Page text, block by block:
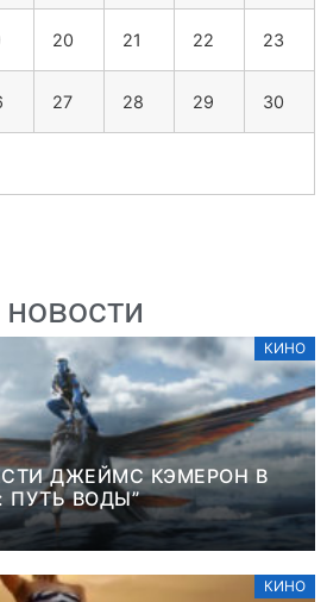
20 21 22 23
27 28 29 30
КИНО
ДЖЕЙМС КЭМЕРОН В
ПУТЬ ВОДЫ”
КИНО